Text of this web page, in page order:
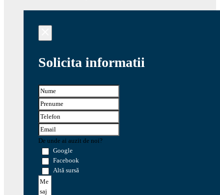
Solicita informatii
De unde ai auzit de noi?
Google
Facebook
Altă sursă